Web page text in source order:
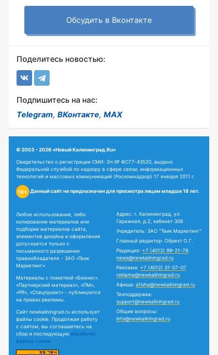
Обсудить в Вконтакте
Поделитесь новостью:
Подпишитесь на нас:
Telegram, ВКонтакте, MAX
© 2003 - 2026 «Новый Калининград.Ru»
Свидетельство о регистрации СМИ: Эл № ФС77-43520, выдано
Федеральной службой по надзору в сфере связи, информационных
технологий и массовых коммуникаций (Роскомнадзор) 17 января 2011 г.
18+ Данный сайт не предназначен для просмотра лицам младше 18 лет.
Любое использование, либо
копирование материалов или
подборки материалов сайта,
элементов дизайна и оформления
допускается только с
письменного разрешения
правообладателя - ЗАО «Твик
Маркетинг».
Материалы с пометкой «Бизнес»,
«Партнерский материал», «ПМ»,
«PR», «Спецпроект» - публикуются
на правах рекламы.
Сайт newkaliningrad.ru использует
файлы cookie. Продолжая работу
с сайтом, вы соглашаетесь на
сбор и последующую обработку
файлов cookie.
Адрес: г. Калининград, ул.
Гаражная, д.2, кабинет 308
Учредитель: ЗАО "Твик Маркетинг"
Главный редактор: Обрехт О.Г.
Редакция: +7 (4012) 99-21-76
news@newkaliningrad.ru
Реклама: +7 (4012) 31-07-07
reklama@newkaliningrad.ru
Афиша: afisha@newkaliningrad.ru
Техподдержка:
support@newkaliningrad.ru
Общие вопросы:
info@newkaliningrad.ru